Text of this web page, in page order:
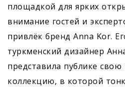
площадкой для ярких
внимание гостей и
привлёк бренд Anna Kor.
туркменский дизайнер
представила публике
коллекцию, в которой